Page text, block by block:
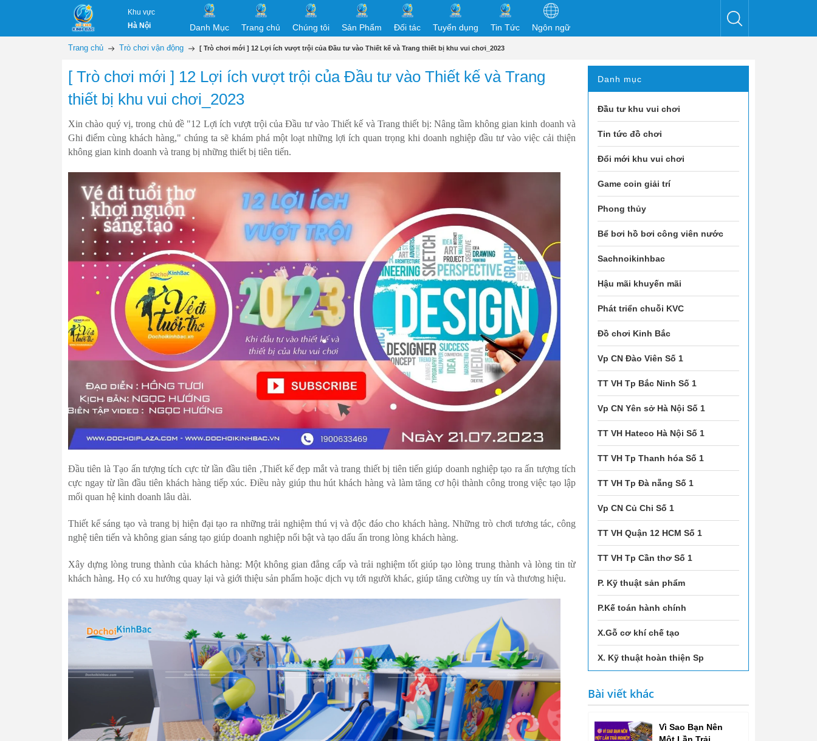
Khu vực
Hà Nội
Danh Mục Trang chủ Chúng tôi Sản Phẩm Đối tác Tuyển dụng Tin Tức Ngôn ngữ
Trang chủ Trò chơi vận động [ Trò chơi mới ] 12 Lợi ích vượt trội của Đầu tư vào Thiết kế và Trang thiết bị khu vui chơi_2023
[ Trò chơi mới ] 12 Lợi ích vượt trội của Đầu tư vào Thiết kế và Trang
thiết bị khu vui chơi_2023
Xin chào quý vị, trong chủ đề "12 Lợi ích vượt trội của Đầu tư vào Thiết kế và Trang thiết bị: Nâng tầm không gian kinh doanh và
Ghi điểm cùng khách hàng," chúng ta sẽ khám phá một loạt những lợi ích quan trọng khi doanh nghiệp đầu tư vào việc cải thiện
không gian kinh doanh và trang bị những thiết bị tiên tiến.
Đầu tiên là Tạo ấn tượng tích cực từ lần đầu tiên ,Thiết kế đẹp mắt và trang thiết bị tiên tiến giúp doanh nghiệp tạo ra ấn tượng tích
cực ngay từ lần đầu tiên khách hàng tiếp xúc. Điều này giúp thu hút khách hàng và làm tăng cơ hội thành công trong việc tạo lập
mối quan hệ kinh doanh lâu dài.
Thiết kế sáng tạo và trang bị hiện đại tạo ra những trải nghiệm thú vị và độc đáo cho khách hàng. Những trò chơi tương tác, công
nghệ tiên tiến và không gian sáng tạo giúp doanh nghiệp nổi bật và tạo dấu ấn trong lòng khách hàng.
Xây dựng lòng trung thành của khách hàng: Một không gian đẳng cấp và trải nghiệm tốt giúp tạo lòng trung thành và lòng tin từ
khách hàng. Họ có xu hướng quay lại và giới thiệu sản phẩm hoặc dịch vụ tới người khác, giúp tăng cường uy tín và thương hiệu.
Danh mục
Đầu tư khu vui chơi
Tin tức đồ chơi
Đổi mới khu vui chơi
Game coin giải trí
Phong thủy
Bể bơi hồ bơi công viên nước
Sachnoikinhbac
Hậu mãi khuyến mãi
Phát triển chuỗi KVC
Đồ chơi Kinh Bắc
Vp CN Đào Viên Số 1
TT VH Tp Bắc Ninh Số 1
Vp CN Yên sở Hà Nội Số 1
TT VH Hateco Hà Nội Số 1
TT VH Tp Thanh hóa Số 1
TT VH Tp Đà nẵng Số 1
Vp CN Củ Chi Số 1
TT VH Quận 12 HCM Số 1
TT VH Tp Cần thơ Số 1
P. Kỹ thuật sản phẩm
P.Kế toán hành chính
X.Gỗ cơ khí chế tạo
X. Kỹ thuật hoàn thiện Sp
Bài viết khác
Vì Sao Bạn Nên
Một Lần Trải